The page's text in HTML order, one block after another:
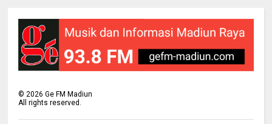
©2026 Ge FM Madiun
All rights reserved.